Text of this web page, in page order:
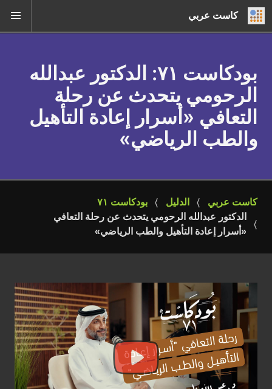
كاست عربي
بودكاست ٧١
: الدكتور عبدالله
الرحومي يتحدث عن رحلة
التعافي «أسرار إعادة التأهيل
والطب الرياضي»
كاست عربي الدليل
بودكاست ٧١
الدكتور عبدالله الرحومي يتحدث عن رحلة التعافي
«أسرار إعادة التأهيل والطب الرياضي»